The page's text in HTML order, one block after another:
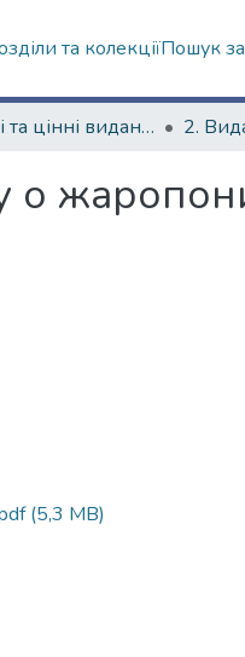
та колекціїПошук
9. Рідкісні та цінні видання 2.
о
(5,3 MB)